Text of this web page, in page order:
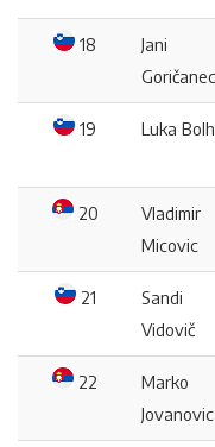
18
Jani
Goričanec
19 Luka
20
Vladimir
Micovic
21
Sandi
Vidovič
22
Marko
Jovanovic